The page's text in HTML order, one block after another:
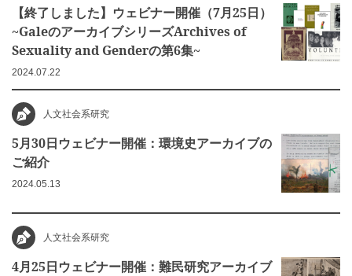
【終了しました】ウェビナー開催（7月25日）
~GaleのアーカイブシリーズArchives of
Sexuality and Genderの第6集~
2024.07.22
人文社会系研究
5月30日ウェビナー開催：環境史アーカイブの
ご紹介
2024.05.13
人文社会系研究
4月25日ウェビナー開催：難民研究アーカイブ